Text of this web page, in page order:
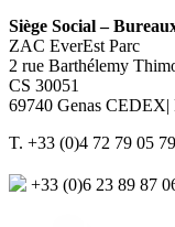
Siège Social –
ZAC EverEst Parc
2 rue Barthélemy
CS 30051
69740 Genas
T. +33 (0)4 72 79 05 79
+33 (0)6 23 89 87